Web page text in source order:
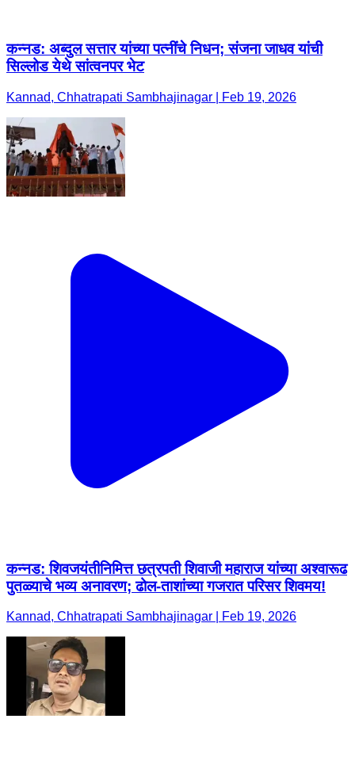
कन्नड: अब्दुल सत्तार यांच्या पत्नींचे निधन; संजना जाधव यांची
सिल्लोड येथे सांत्वनपर भेट
Kannad, Chhatrapati Sambhajinagar | Feb 19, 2026
कन्नड: शिवजयंतीनिमित्त छत्रपती शिवाजी महाराज यांच्या अश्वारूढ
पुतळ्याचे भव्य अनावरण; ढोल-ताशांच्या गजरात परिसर शिवमय!
Kannad, Chhatrapati Sambhajinagar | Feb 19, 2026